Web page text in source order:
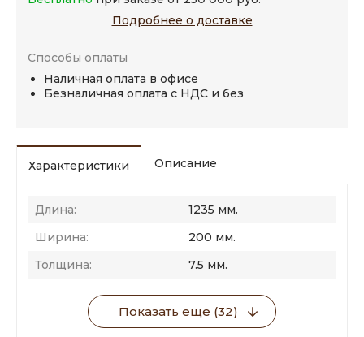
Подробнее о доставке
Способы оплаты
Наличная оплата в офисе
Безналичная оплата с НДС и без
Характеристики Описание
Длина:
1235 мм.
Ширина:
200 мм.
Толщина:
7.5 мм.
Показать еще (32)